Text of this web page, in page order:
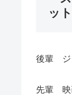
ッ
後輩 ジ
先輩 映